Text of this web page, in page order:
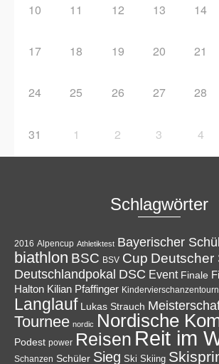
10 11 12 13 14
17 18 19 20 21
24 25 26 27 28
31 1 2 3 4
Schlagwörter
2016 Alpencup Athletiktest Bayerischer
biathlon BSC BSV Cup Deutscher
Deutschlandpokal DSC Event Finale
Halton Kilian Pfaffinger
Langlauf Lukas Strauch
Tournee nordic Nordische
Podest power Reisen Reit im
Schanzen Schüler Sieg Ski Skiing